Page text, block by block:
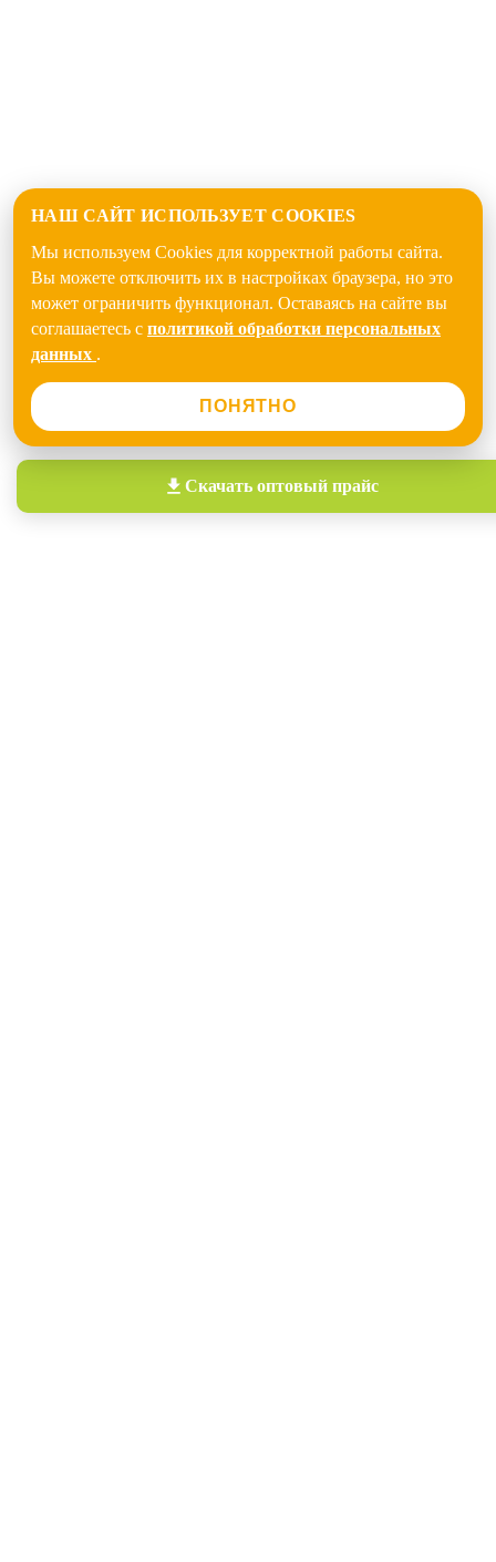
НАШ САЙТ ИСПОЛЬЗУЕТ COOKIES
Мы используем Cookies для корректной работы сайта.
Вы можете отключить их в настройках браузера, но это
может ограничить функционал. Оставаясь на сайте вы
соглашаетесь с политикой обработки персональных
данных .
ПОНЯТНО
Скачать оптовый прайс